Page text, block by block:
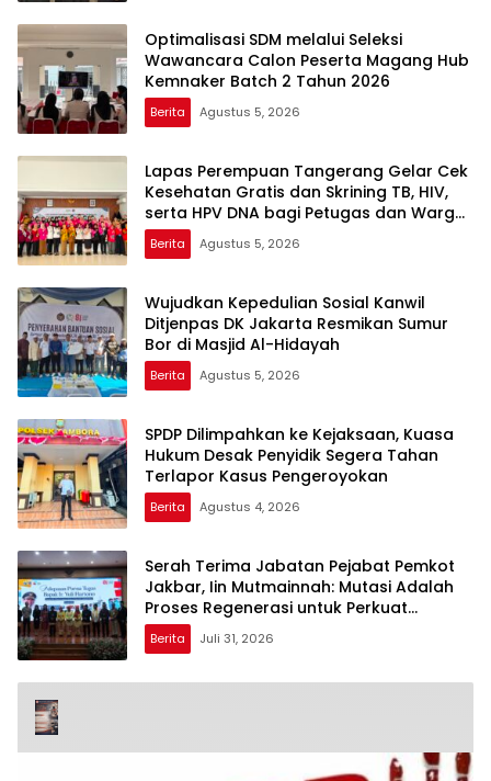
Optimalisasi SDM melalui Seleksi
Wawancara Calon Peserta Magang Hub
Kemnaker Batch 2 Tahun 2026
Berita Agustus 5, 2026
Lapas Perempuan Tangerang Gelar Cek
Kesehatan Gratis dan Skrining TB, HIV,
serta HPV DNA bagi Petugas dan Warga
Binaan
Berita Agustus 5, 2026
Wujudkan Kepedulian Sosial Kanwil
Ditjenpas DK Jakarta Resmikan Sumur
Bor di Masjid Al-Hidayah
Berita Agustus 5, 2026
SPDP Dilimpahkan ke Kejaksaan, Kuasa
Hukum Desak Penyidik Segera Tahan
Terlapor Kasus Pengeroyokan
Berita Agustus 4, 2026
Serah Terima Jabatan Pejabat Pemkot
Jakbar, Iin Mutmainnah: Mutasi Adalah
Proses Regenerasi untuk Perkuat
Pelayanan Publik
Berita Juli 31, 2026